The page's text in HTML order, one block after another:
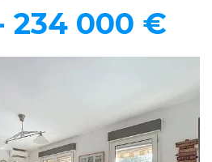
234 000 €